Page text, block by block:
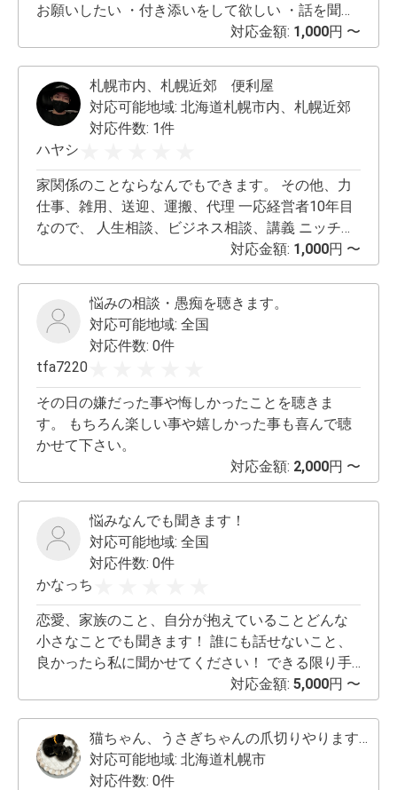
お願いしたい ・付き添いをして欲しい ・話を聞い
て欲しい ・ゲームの人数合わせにきて欲しい (業務
委託はお断りしています) 様々な要望にお応えして
ば)となります。 ご依頼がありましたら、依頼内容
と場所を書いてメッセージください。その時に交
通費がいくらになるか伝えさせていただきます。 ※
お願い スケジュールを組むのが苦手で、予定を立
てなければならない依頼は基本的になしでお願い
します。
対応金額: 1,000円 〜
札幌市内、札幌近郊 便利屋
対応可能地域: 北海道札幌市内、札幌近郊
対応件数: 1件
ハヤシ
家関係のことならなんでもできます。 その他、力
仕事、雑用、送迎、運搬、代理 一応経営者10年目
なので、 人生相談、ビジネス相談、講義 ニッチや
マニアックな要望も対応します❗️ とりあえず一度使
ってみてください🙋
対応金額: 1,000円 〜
悩みの相談・愚痴を聴きます。
対応可能地域: 全国
対応件数: 0件
tfa7220
その日の嫌だった事や悔しかったことを聴きま
す。 もちろん楽しい事や嬉しかった事も喜んで聴
かせて下さい。
対応金額: 2,000円 〜
悩みなんでも聞きます！
対応可能地域: 全国
対応件数: 0件
かなっち
恋愛、家族のこと、自分が抱えていることどんな
小さなことでも聞きます！ 誰にも話せないこと、
良かったら私に聞かせてください！ できる限り手
対応金額: 5,000円 〜
猫ちゃん、うさぎちゃんの爪切りやります🐱🐰
対応可能地域: 北海道札幌市
対応件数: 0件